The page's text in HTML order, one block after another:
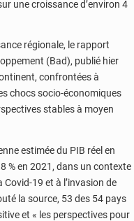
une croissance d’environ 4
régionale, le rapport
(Bad), publié hier
confrontées à
chocs socio-économiques
stables à moyen
estimée du PIB réel en
% en 2021, dans un contexte
19 et à l’invasion de
la source, 53 des 54 pays
et « les perspectives pour